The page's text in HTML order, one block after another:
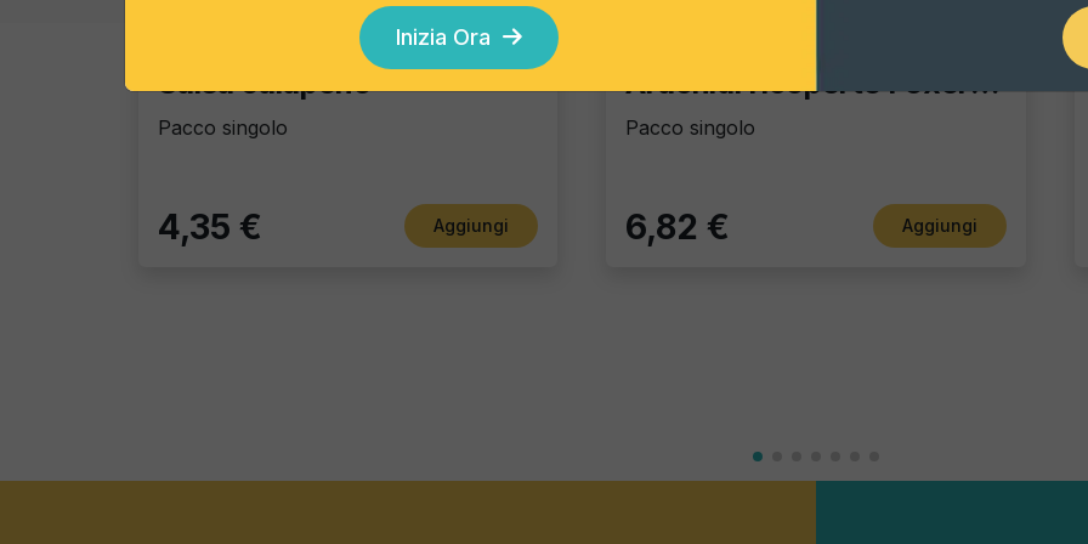
Salsa Jalapeno
Pacco singolo
4,35 € Aggiungi
Arachidi ricoperte Foxer al Chili
Pacco singolo
6,82 € Aggiungi
Inizia Ora